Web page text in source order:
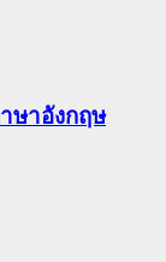
ษาอังกฤษ